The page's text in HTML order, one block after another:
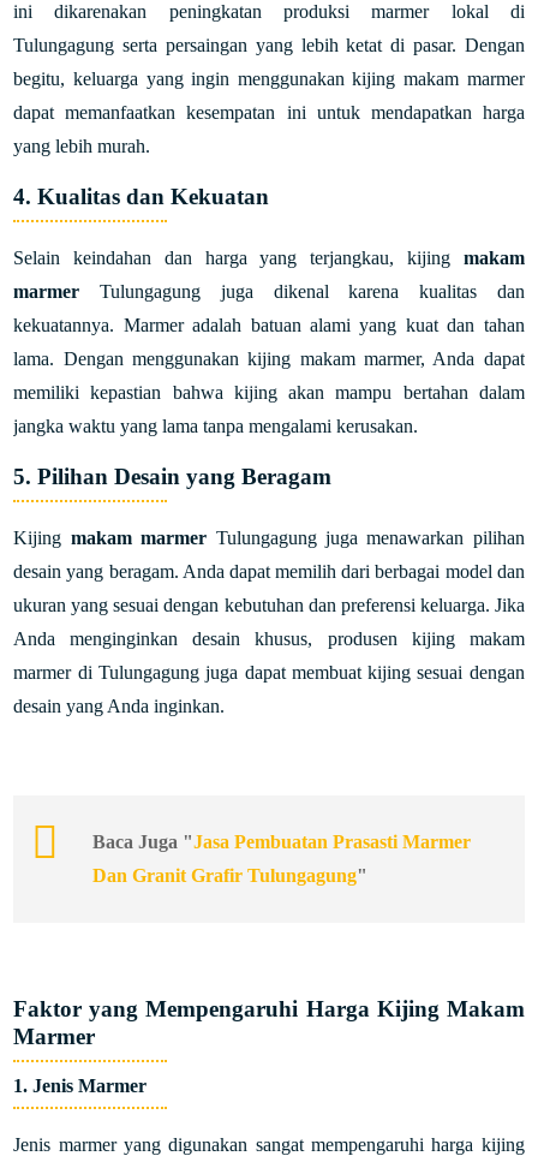
ini dikarenakan peningkatan produksi marmer lokal di
Tulungagung serta persaingan yang lebih ketat di pasar. Dengan
begitu, keluarga yang ingin menggunakan kijing makam marmer
dapat memanfaatkan kesempatan ini untuk mendapatkan harga
yang lebih murah.
4. Kualitas dan Kekuatan
Selain keindahan dan harga yang terjangkau, kijing makam
marmer Tulungagung juga dikenal karena kualitas dan
kekuatannya. Marmer adalah batuan alami yang kuat dan tahan
lama. Dengan menggunakan kijing makam marmer, Anda dapat
memiliki kepastian bahwa kijing akan mampu bertahan dalam
jangka waktu yang lama tanpa mengalami kerusakan.
5. Pilihan Desain yang Beragam
Kijing makam marmer Tulungagung juga menawarkan pilihan
desain yang beragam. Anda dapat memilih dari berbagai model dan
ukuran yang sesuai dengan kebutuhan dan preferensi keluarga. Jika
Anda menginginkan desain khusus, produsen kijing makam
marmer di Tulungagung juga dapat membuat kijing sesuai dengan
desain yang Anda inginkan.
Baca Juga "Jasa Pembuatan Prasasti Marmer
Dan Granit Grafir Tulungagung"
Faktor yang Mempengaruhi Harga Kijing Makam
Marmer
1. Jenis Marmer
Jenis marmer yang digunakan sangat mempengaruhi harga kijing